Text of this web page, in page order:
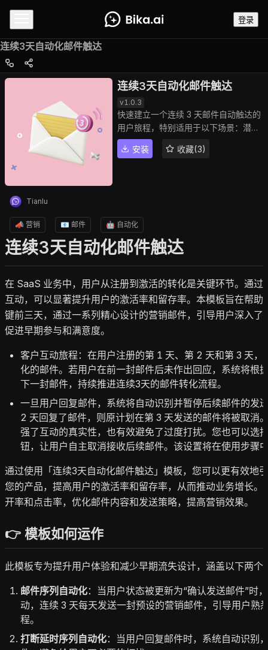
登录
连续3天自动化邮件触达
连续3天自动化邮件触达
v1.0.3
快速建立一个连续 3 天邮件自动触达的
用户旅程，特别适用于以下场景：潜在
客户的持续跟进、产品发布倒计时的连
续营销、新注册用户的多阶段欢迎邮件
安装 收藏(3)
Tianlu
📣 营销 📧 邮件 🤖 自动化
连续3天自动化邮件触达
在 SaaS 业务中，用户从注册到激活的转化是关键环节。通过
互动，可以显著提升用户的激活率和留存率。本模板旨在帮助
键前三天，通过一系列精心设计的营销邮件，引导用户深入了
促进早期参与和满意度。
客户互动旅程：在用户注册的第 1 天、第 2 天和第 3 天，
化的邮件。若用户在前一封邮件后未作出回应，系统将根
下一封邮件，持续推进连续3天的邮件转化流程。
一旦用户回复邮件，系统将自动识别并暂停后续邮件的发
2 天回复了邮件，则原计划在第 3 天发送的邮件将被取消
强了互动的真实性，也有效避免了过度打扰。您也可以选
钮，让用户自主取消接收后续邮件。该设置将在使用步骤
通过使用「连续3天自动化邮件触达」模板，您可以更有效地
您的产品，提高用户的激活率和留存率，从而推动业务增长。
开率和点击率，优化邮件内容和发送策略，提高营销效果。
👉 模板如何运作
此模板专为提升用户体验和减少早期流失设计，涵盖以下两个
邮件序列自动化：当用户状态被更新为“确认发送邮件”时
动，连续 3 天每天发送一封预设的营销邮件，引导用户熟
程。
打断延时序列自动化：当用户回复邮件时，系统自动识别